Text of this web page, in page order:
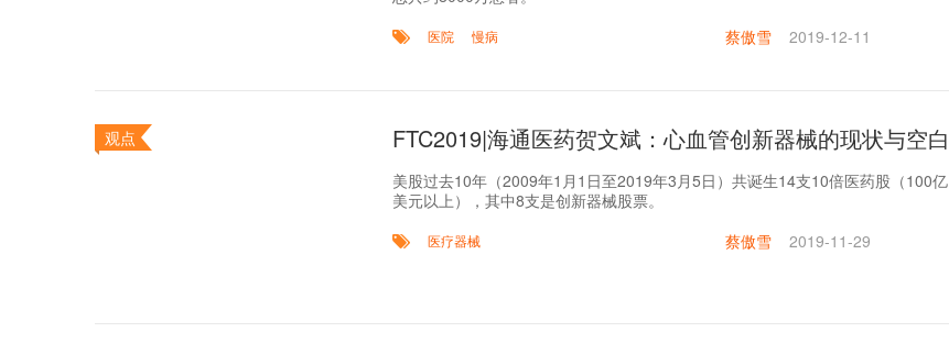
医院 慢病 蔡傲雪 2019-12-11
观点 FTC2019|海通医药贺文斌：心血管创新器械的现状与空白
美股过去10年（2009年1月1日至2019年3月5日）共诞生14支10倍医药股（100亿
美元以上），其中8支是创新器械股票。
医疗器械 蔡傲雪 2019-11-29